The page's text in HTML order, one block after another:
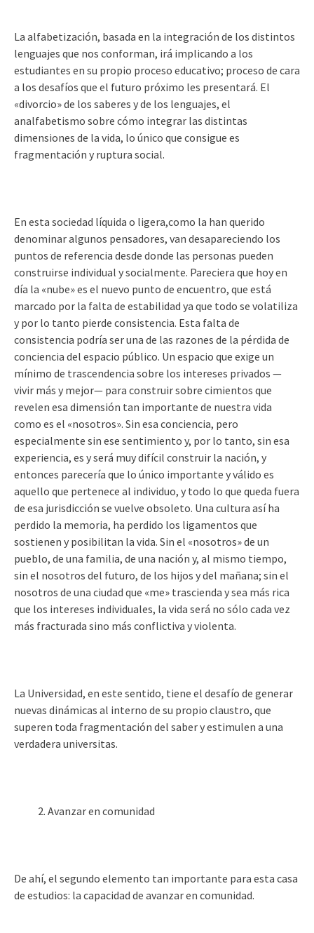
La alfabetización, basada en la integración de los distintos
lenguajes que nos conforman, irá implicando a los
estudiantes en su propio proceso educativo; proceso de cara
a los desafíos que el futuro próximo les presentará. El
«divorcio» de los saberes y de los lenguajes, el
analfabetismo sobre cómo integrar las distintas
dimensiones de la vida, lo único que consigue es
fragmentación y ruptura social.
En esta sociedad líquida o ligera,como la han querido
denominar algunos pensadores, van desapareciendo los
puntos de referencia desde donde las personas pueden
construirse individual y socialmente. Pareciera que hoy en
día la «nube» es el nuevo punto de encuentro, que está
marcado por la falta de estabilidad ya que todo se volatiliza
y por lo tanto pierde consistencia. Esta falta de
consistencia podría ser una de las razones de la pérdida de
conciencia del espacio público. Un espacio que exige un
mínimo de trascendencia sobre los intereses privados —
vivir más y mejor— para construir sobre cimientos que
revelen esa dimensión tan importante de nuestra vida
como es el «nosotros». Sin esa conciencia, pero
especialmente sin ese sentimiento y, por lo tanto, sin esa
experiencia, es y será muy difícil construir la nación, y
entonces parecería que lo único importante y válido es
aquello que pertenece al individuo, y todo lo que queda fuera
de esa jurisdicción se vuelve obsoleto. Una cultura así ha
perdido la memoria, ha perdido los ligamentos que
sostienen y posibilitan la vida. Sin el «nosotros» de un
pueblo, de una familia, de una nación y, al mismo tiempo,
sin el nosotros del futuro, de los hijos y del mañana; sin el
nosotros de una ciudad que «me» trascienda y sea más rica
que los intereses individuales, la vida será no sólo cada vez
más fracturada sino más conflictiva y violenta.
La Universidad, en este sentido, tiene el desafío de generar
nuevas dinámicas al interno de su propio claustro, que
superen toda fragmentación del saber y estimulen a una
verdadera universitas.
Avanzar en comunidad
De ahí, el segundo elemento tan importante para esta casa
de estudios: la capacidad de avanzar en comunidad.